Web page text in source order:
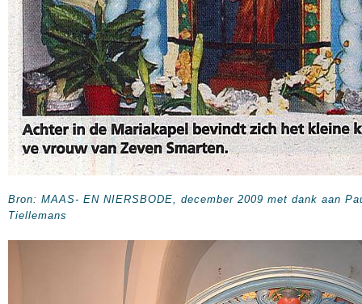
Bron: MAAS- EN NIERSBODE, december 2009 met dank aan
Tiellemans